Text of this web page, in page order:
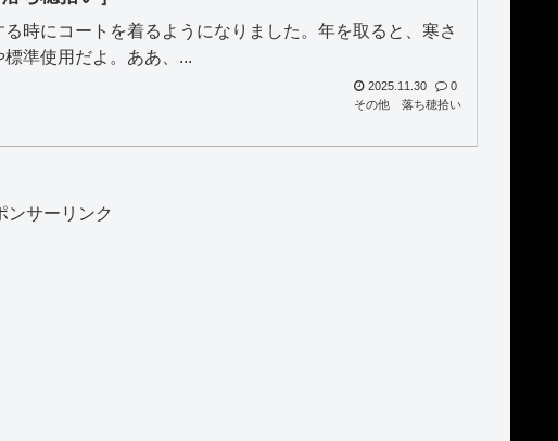
時にコートを着るようになりました。年を取ると、寒さ
準使用だよ。ああ、...
2025.11.30
0
その他
落ち穂拾い
ンサーリンク